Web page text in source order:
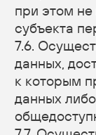
персональные
персональных
не
12.
12.1.
разъяснения по
касающимся
обратившись к
электронной
12.2. В данном